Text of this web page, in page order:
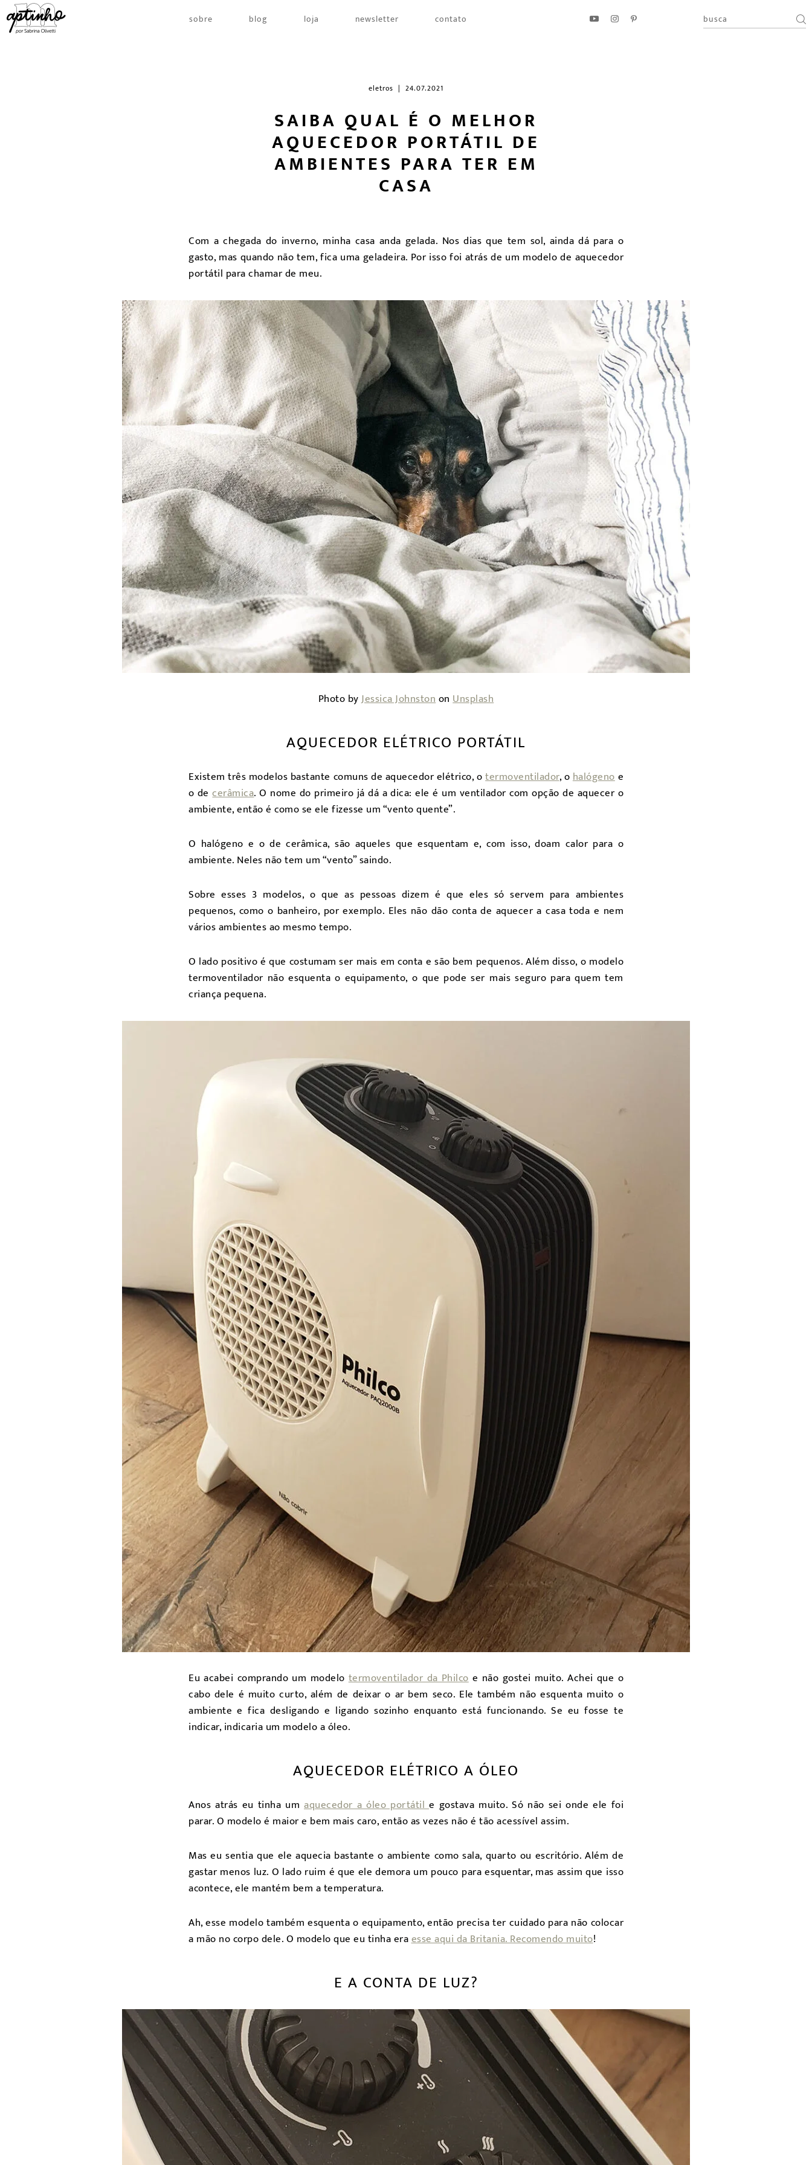
sobre blog loja newsletter contato
eletros | 24.07.2021
SAIBA QUAL É O MELHOR
AQUECEDOR PORTÁTIL DE
AMBIENTES PARA TER EM
CASA
Com a chegada do inverno, minha casa anda gelada. Nos dias que tem sol, ainda dá para o
gasto, mas quando não tem, fica uma geladeira. Por isso foi atrás de um modelo de aquecedor
portátil para chamar de meu.
Photo byJessica JohnstononUnsplash
AQUECEDOR ELÉTRICO PORTÁTIL
Existem três modelos bastante comuns de aquecedor elétrico, otermoventilador, ohalógenoe
o decerâmica. O nome do primeiro já dá a dica: ele é um ventilador com opção de aquecer o
ambiente, então é como se ele fizesse um “vento quente”.
O halógeno e o de cerâmica, são aqueles que esquentam e, com isso, doam calor para o
ambiente. Neles não tem um “vento” saindo.
Sobre esses 3 modelos, o que as pessoas dizem é que eles só servem para ambientes
pequenos, como o banheiro, por exemplo. Eles não dão conta de aquecer a casa toda e nem
vários ambientes ao mesmo tempo.
O lado positivo é que costumam ser mais em conta e são bem pequenos. Além disso, o modelo
termoventilador não esquenta o equipamento, o que pode ser mais seguro para quem tem
criança pequena.
Eu acabei comprando um modelotermoventilador da Philcoe não gostei muito. Achei que o
cabo dele é muito curto, além de deixar o ar bem seco. Ele também não esquenta muito o
ambiente e fica desligando e ligando sozinho enquanto está funcionando. Se eu fosse te
indicar, indicaria um modelo a óleo.
AQUECEDOR ELÉTRICO A ÓLEO
Anos atrás eu tinha um aquecedor a óleo portátile gostava muito. Só não sei onde ele foi
parar. O modelo é maior e bem mais caro, então as vezes não é tão acessível assim.
Mas eu sentia que ele aquecia bastante o ambiente como sala, quarto ou escritório. Além de
gastar menos luz. O lado ruim é que ele demora um pouco para esquentar, mas assim que isso
acontece, ele mantém bem a temperatura.
Ah, esse modelo também esquenta o equipamento, então precisa ter cuidado para não colocar
a mão no corpo dele. O modelo que eu tinha eraesse aqui da Britania. Recomendo muito!
E A CONTA DE LUZ?